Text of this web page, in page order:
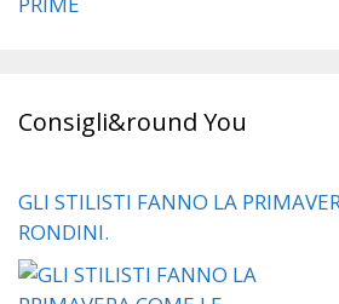
Consigli&round You
GLI STILISTI FANNO LA
RONDINI.